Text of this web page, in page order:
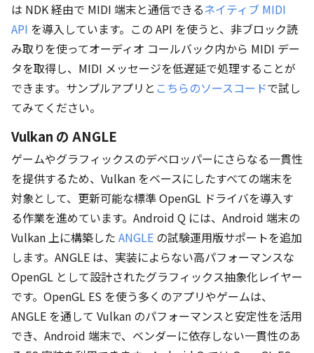
は NDK 経由で MIDI 端末と通信できるネイティブ MIDI
API を導入しています。この API を使うと、非ブロック読
み取りを使ってオーディオ コールバック内から MIDI デー
タを取得し、MIDI メッセージを低遅延で処理することが
できます。サンプルアプリと こちらのソースコードで試し
てみてください。
Vulkan の ANGLE
ゲームやグラフィックスのデベロッパーにさらなる一貫性
を提供するため、Vulkan をベースにしたすべての端末を
対象として、更新可能な標準 OpenGL ドライバを導入す
る作業を進めています。Android Q には、Android 端末の
Vulkan 上に構築した ANGLE の試験運用版サポートを追加
します。ANGLE は、実装によらない高パフォーマンスな
OpenGL として設計されたグラフィックス抽象化レイヤー
です。OpenGL ES を使う多くのアプリやゲームは、
ANGLE を通して Vulkan のパフォーマンスと安定性を活用
でき、Android 端末で、ベンダーに依存しない一貫性のあ